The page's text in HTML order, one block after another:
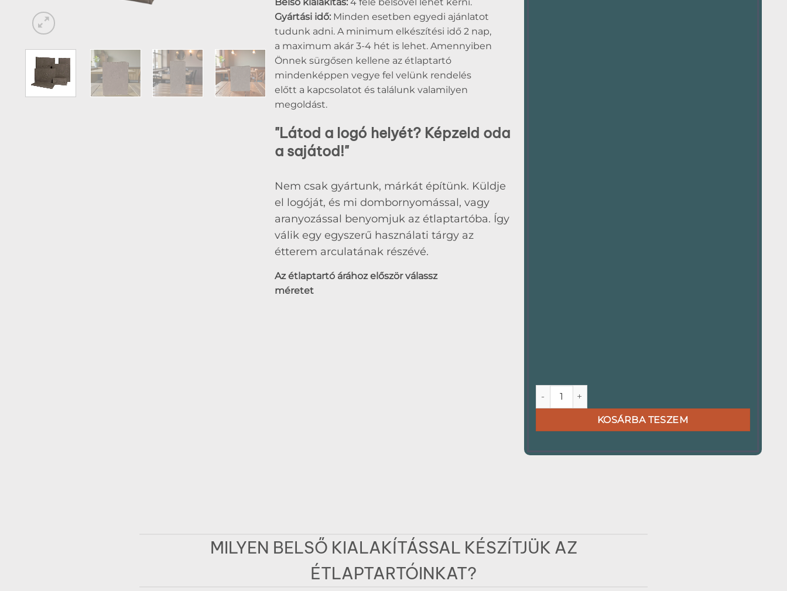
Gyártási idő:Minden esetben egyedi ajánlatot
tudunk adni. A minimum elkészítési idő 2 nap,
a maximum akár 3-4 hét is lehet. Amennyiben
Önnek sürgősen kellene az étlaptartó
mindenképpen vegye fel velünk rendelés
előtt a kapcsolatot és találunk valamilyen
megoldást.
"Látod a logó helyét? Képzeld oda
a sajátod!"
Nem csak gyártunk, márkát építünk. Küldje
el logóját, és mi dombornyomással, vagy
aranyozással benyomjuk az étlaptartóba. Így
válik egy egyszerű használati tárgy az
étterem arculatának részévé.
Az étlaptartó árához először válassz
méretet
Étlaptartó Delux szürke mennyiség
KOSÁRBA TESZEM
MILYEN BELSŐ KIALAKÍTÁSSAL KÉSZÍTJÜK AZ
ÉTLAPTARTÓINKAT?